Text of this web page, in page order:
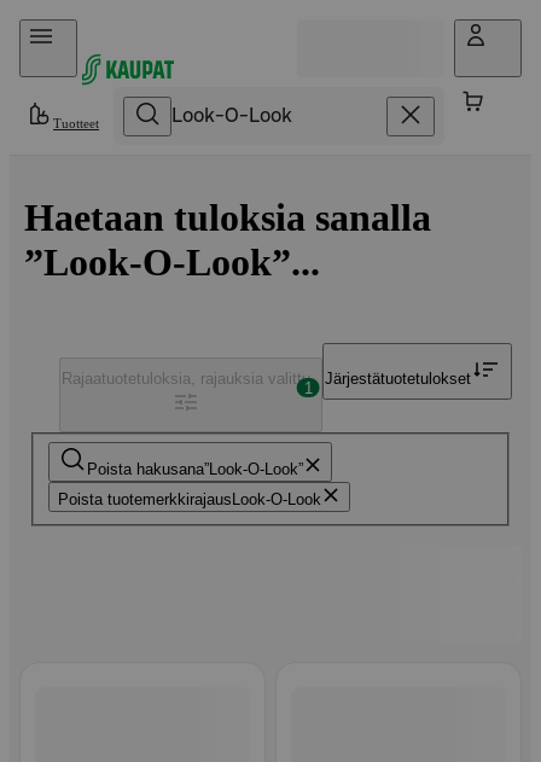
Hyppää sisältöön
Tuotteet
Haetaan tuloksia sanalla
”Look-O-Look”...
Poista hakusana Look-O-Look
Poista tuotemerkkirajaus Look-O-Look
Rajaatuotetuloksia, rajauksia valittu
1
Järjestätuotetulokset